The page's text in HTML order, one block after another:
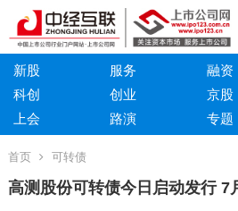
新股 服务 融资
科创
创业 京股
上会
路演 专题
首页 可转债
高测股份可转债今日启动发行 7